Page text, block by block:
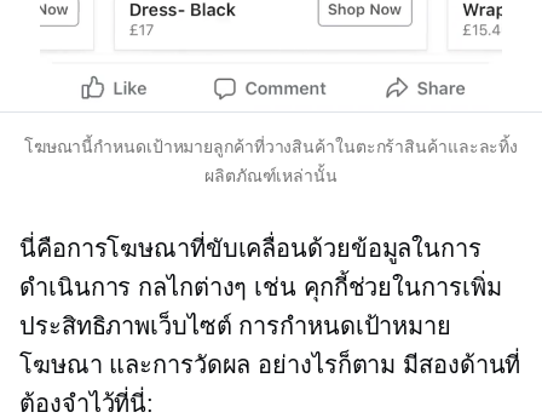
โฆษณานี้กำหนดเป้าหมายลูกค้าที่วางสินค้าในตะกร้าสินค้าและละทิ้ง
ผลิตภัณฑ์เหล่านั้น
นี่คือการโฆษณาที่ขับเคลื่อนด้วยข้อมูลในการ
ดำเนินการ กลไกต่างๆ เช่น คุกกี้ช่วยในการเพิ่ม
ประสิทธิภาพเว็บไซต์ การกำหนดเป้าหมาย
โฆษณา และการวัดผล อย่างไรก็ตาม มีสองด้านที่
ต้องจำไว้ที่นี่: